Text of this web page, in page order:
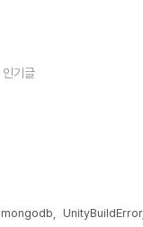
인기글
mongodb UnityBuildError